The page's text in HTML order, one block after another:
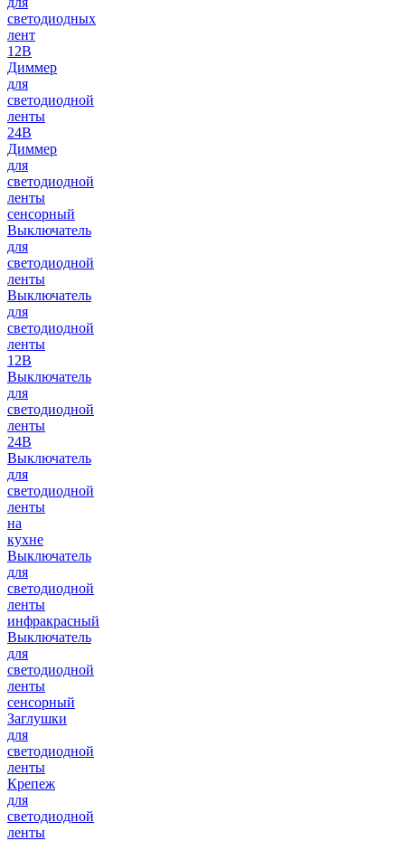
светодиодных
лент
12В
Диммер
для
светодиодной
ленты
24В
Диммер
для
светодиодной
ленты
сенсорный
Выключатель
для
светодиодной
ленты
Выключатель
для
светодиодной
ленты
12В
Выключатель
для
светодиодной
ленты
24В
Выключатель
для
светодиодной
ленты
на
кухне
Выключатель
для
светодиодной
ленты
инфракрасный
Выключатель
для
светодиодной
ленты
сенсорный
Заглушки
для
светодиодной
ленты
Крепеж
для
светодиодной
ленты